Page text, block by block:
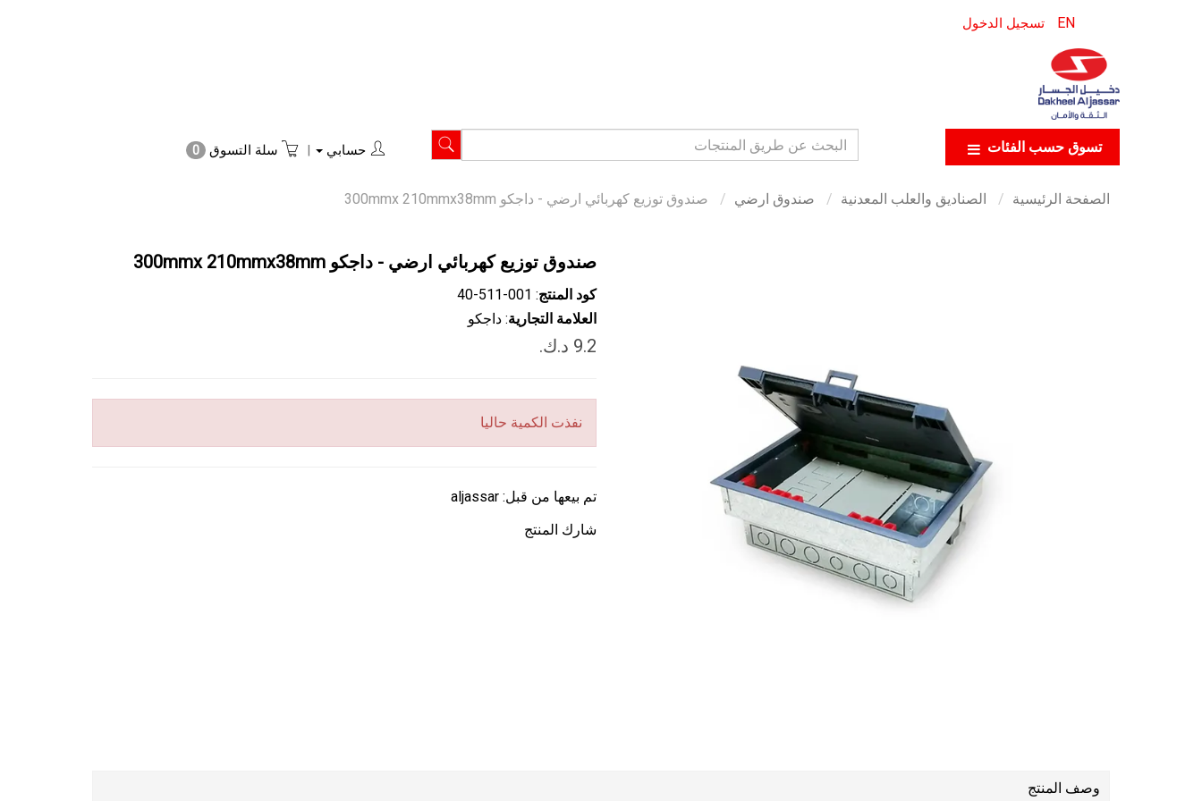
EN تسجيل الدخول
تسوق حسب الفئات حسابي | سلة التسوق 0
الصفحة الرئيسية الصناديق والعلب المعدنية صندوق ارضي صندوق توزيع كهربائي ارضي - داجكو 300mmx 210mmx38mm
صندوق توزيع كهربائي ارضي - داجكو 300mmx 210mmx38mm
كود المنتج: ‎40-511-001
العلامة التجارية: داجكو
نفذت الكمية حاليا
تم بيعها من قبل: aljassar
شارك المنتج
وصف المنتج